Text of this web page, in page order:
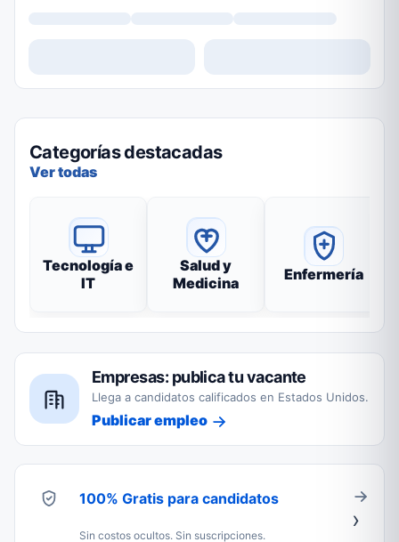
Categorías destacadas
Ver todas
Tecnología e
IT
Salud y
Medicina
Enfermería
Empresas: publica tu vacante
Llega a candidatos calificados en Estados Unidos.
Publicar empleo
100% Gratis para candidatos
Sin costos ocultos. Sin suscripciones.